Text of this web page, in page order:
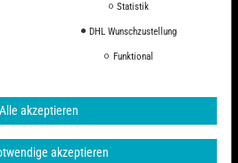
Statistik
DHL Wunschzustellung
Funktional
Alle akzeptieren
akzeptieren